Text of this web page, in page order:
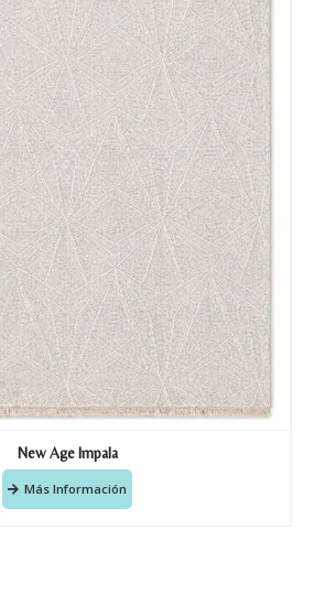
New Age Impala
Más Información